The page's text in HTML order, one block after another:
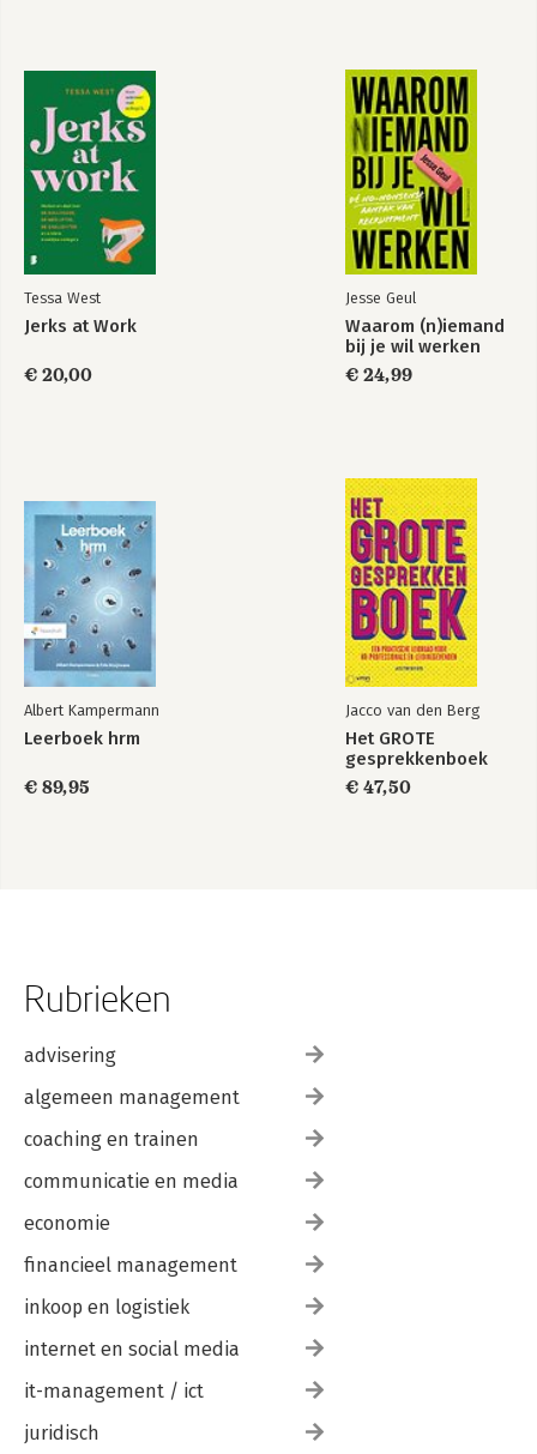
Tessa West
Jerks at Work
€ 20,00
Jesse Geul
Waarom (n)iemand
bij je wil werken
€ 24,99
Albert Kampermann
Leerboek hrm
€ 89,95
Jacco van den Berg
Het GROTE
gesprekkenboek
€ 47,50
Rubrieken
advisering
algemeen management
coaching en trainen
communicatie en media
economie
financieel management
inkoop en logistiek
internet en social media
it-management / ict
juridisch